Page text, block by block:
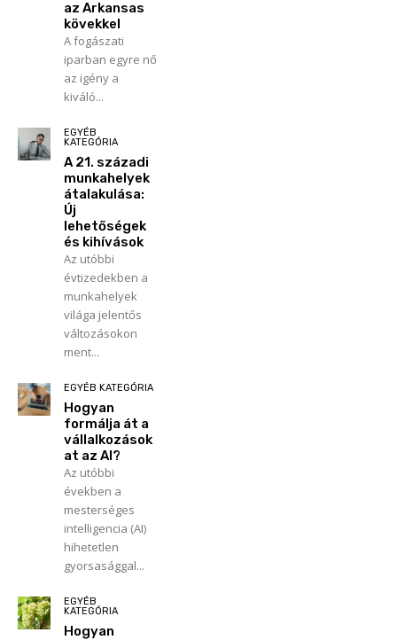
az Arkansas
kövekkel
A fogászati
iparban egyre nő
az igény a
kiváló...
EGYÉB
KATEGÓRIA
A 21. századi
munkahelyek
átalakulása:
Új
lehetőségek
és kihívások
Az utóbbi
évtizedekben a
munkahelyek
világa jelentős
változásokon
ment...
EGYÉB KATEGÓRIA
Hogyan
formálja át a
vállalkozások
at az AI?
Az utóbbi
években a
mesterséges
intelligencia (AI)
hihetetlen
gyorsasággal...
EGYÉB
KATEGÓRIA
Hogyan